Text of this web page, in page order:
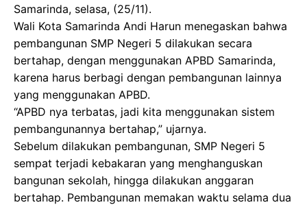
Samarinda, selasa, (25/11).
Wali Kota Samarinda Andi Harun menegaskan bahwa
pembangunan SMP Negeri 5 dilakukan secara
bertahap, dengan menggunakan APBD Samarinda,
karena harus berbagi dengan pembangunan lainnya
yang menggunakan APBD.
“APBD nya terbatas, jadi kita menggunakan sistem
pembangunannya bertahap,” ujarnya.
Sebelum dilakukan pembangunan, SMP Negeri 5
sempat terjadi kebakaran yang menghanguskan
bangunan sekolah, hingga dilakukan anggaran
bertahap. Pembangunan memakan waktu selama dua